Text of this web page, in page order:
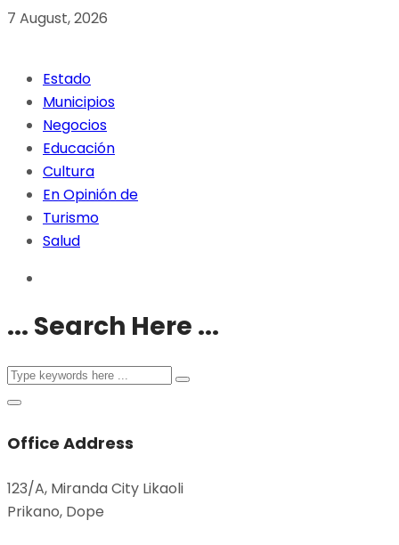
7 August, 2026
Estado
Municipios
Negocios
Educación
Cultura
En Opinión de
Turismo
Salud
... Search Here ...
Office Address
123/A, Miranda City Likaoli
Prikano, Dope